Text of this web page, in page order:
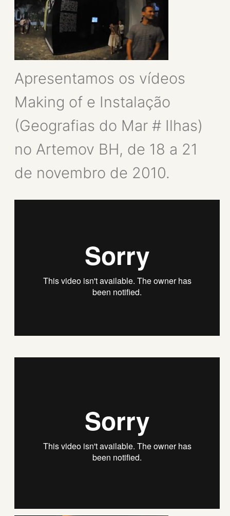
Apresentamos os vídeos
Making of e Instalação
(Geografias do Mar # Ilhas)
no Artemov BH, de 18 a 21
de novembro de 2010.